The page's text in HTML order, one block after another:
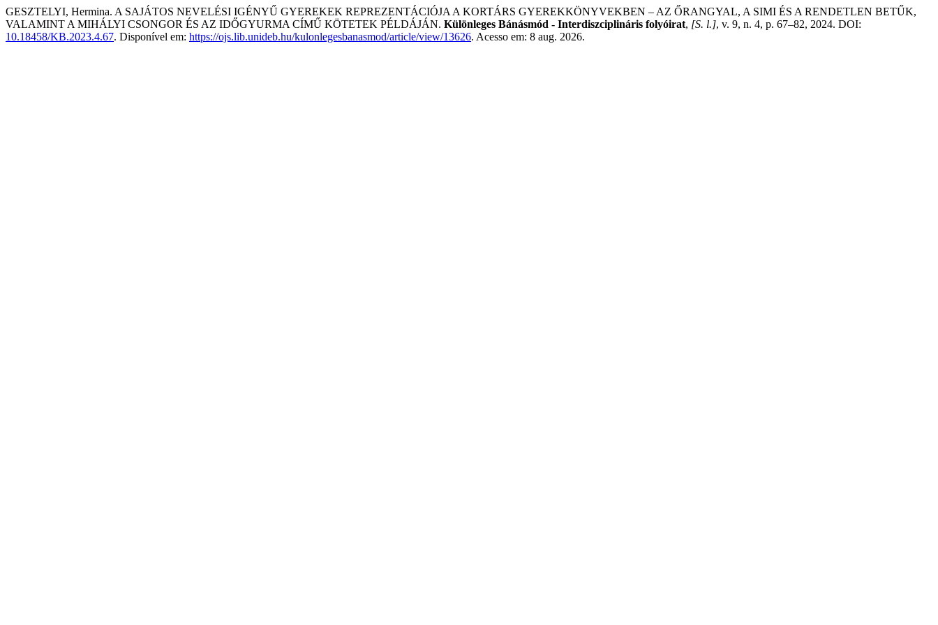
GESZTELYI, Hermina. A SAJÁTOS NEVELÉSI IGÉNYŰ GYEREKEK REPREZENTÁCIÓJA A KORTÁRS GYEREKKÖNYVEKBEN – AZ ŐRANGYAL, A SIMI ÉS A RENDETLEN BETŰK,
VALAMINT A MIHÁLYI CSONGOR ÉS AZ IDŐGYURMA CÍMŰ KÖTETEK PÉLDÁJÁN. Különleges Bánásmód - Interdiszciplináris folyóirat, [S. l.], v. 9, n. 4, p. 67–82, 2024. DOI:
10.18458/KB.2023.4.67. Disponível em: https://ojs.lib.unideb.hu/kulonlegesbanasmod/article/view/13626. Acesso em: 8 aug. 2026.